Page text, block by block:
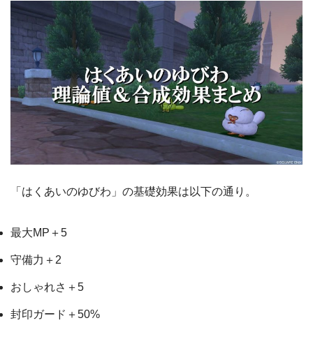
「はくあいのゆびわ」の基礎効果は以下の通り。
最大MP＋5
守備力＋2
おしゃれさ＋5
封印ガード＋50%